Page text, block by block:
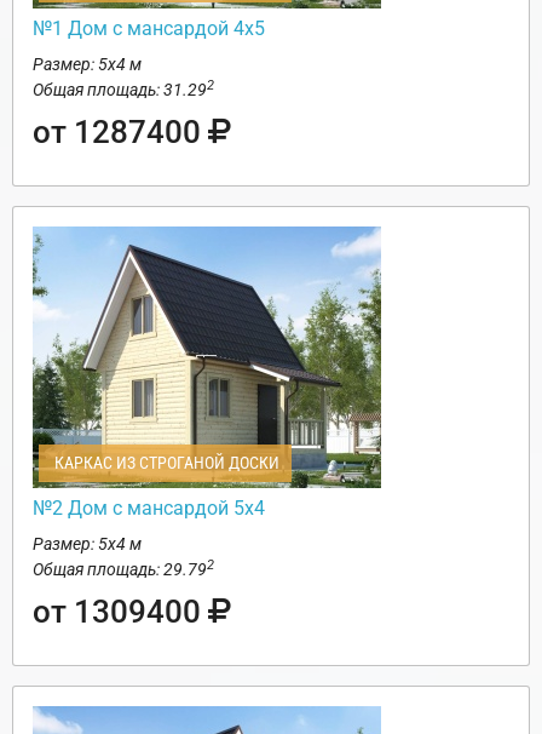
№1 Дом с мансардой 4х5
Размер: 5х4 м
Общая площадь: 31.292
от 1287400
КАРКАС ИЗ СТРОГАНОЙ ДОСКИ
№2 Дом с мансардой 5х4
Размер: 5х4 м
Общая площадь: 29.792
от 1309400